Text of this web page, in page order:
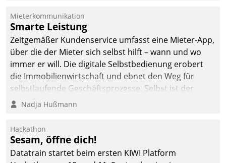
integrieren.
Mieterkommunikation
Smarte Leistung
Zeitgemäßer Kundenservice umfasst eine Mieter-App,
über die der Mieter sich selbst hilft – wann und wo
immer er will. Die digitale Selbstbedienung erobert
die Immobilienwirtschaft und ebnet den Weg für
selbstlaufende Geschäftsprozesse. Selbst ist der
Kunde und smart der Serviceanbieter.
Nadja Hußmann
Hackathon
Sesam, öffne dich!
Datatrain startet beim ersten KIWI Platform